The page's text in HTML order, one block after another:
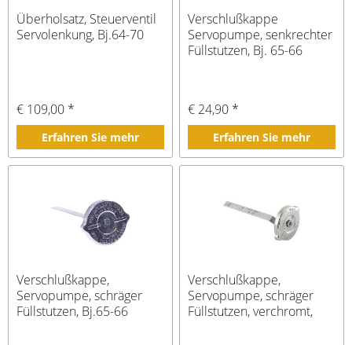
Überholsatz, Steuerventil
Servolenkung, Bj.64-70
€ 109,00 *
Erfahren Sie mehr
Verschlußkappe
Servopumpe, senkrechter
Füllstutzen, Bj. 65-66
€ 24,90 *
Erfahren Sie mehr
Verschlußkappe,
Servopumpe, schräger
Füllstutzen, Bj.65-66
Verschlußkappe,
Servopumpe, schräger
Füllstutzen, verchromt,